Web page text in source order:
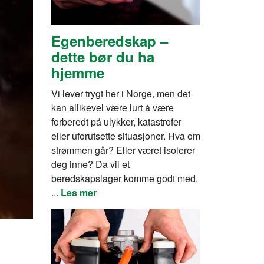
Egenberedskap –
dette bør du ha
hjemme
Vi lever trygt her i Norge, men det
kan allikevel være lurt å være
forberedt på ulykker, katastrofer
eller uforutsette situasjoner. Hva om
strømmen går? Eller været isolerer
deg inne? Da vil et
beredskapslager komme godt med.
... Les mer